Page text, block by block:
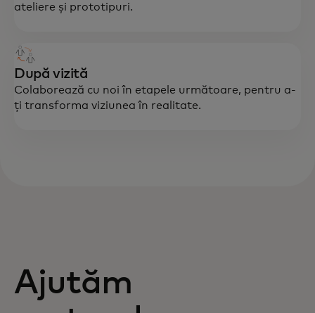
ateliere și prototipuri.
După vizită
Colaborează cu noi în etapele următoare, pentru a-
ți transforma viziunea în realitate.
Ajutăm